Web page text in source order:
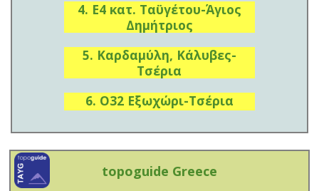
4. E4 κατ. Ταϋγέτου-Άγιος
Δημήτριος
5. Καρδαμύλη, Κάλυβες-
Τσέρια
6. O32 Εξωχώρι-Τσέρια
topoguide Greece